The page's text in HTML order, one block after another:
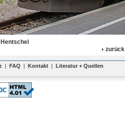
zurück
| FAQ | Kontakt | Literatur + Quellen